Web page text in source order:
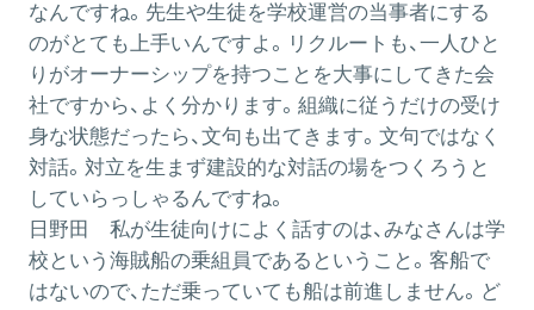
なんですね。先生や生徒を学校運営の当事者にする
のがとても上手いんですよ。リクルートも、一人ひと
りがオーナーシップを持つことを大事にしてきた会
社ですから、よく分かります。組織に従うだけの受け
身な状態だったら、文句も出てきます。文句ではなく
対話。対立を生まず建設的な対話の場をつくろうと
していらっしゃるんですね。
日野田 私が生徒向けによく話すのは、みなさんは学
校という海賊船の乗組員であるということ。客船で
はないので、ただ乗っていても船は前進しません。ど